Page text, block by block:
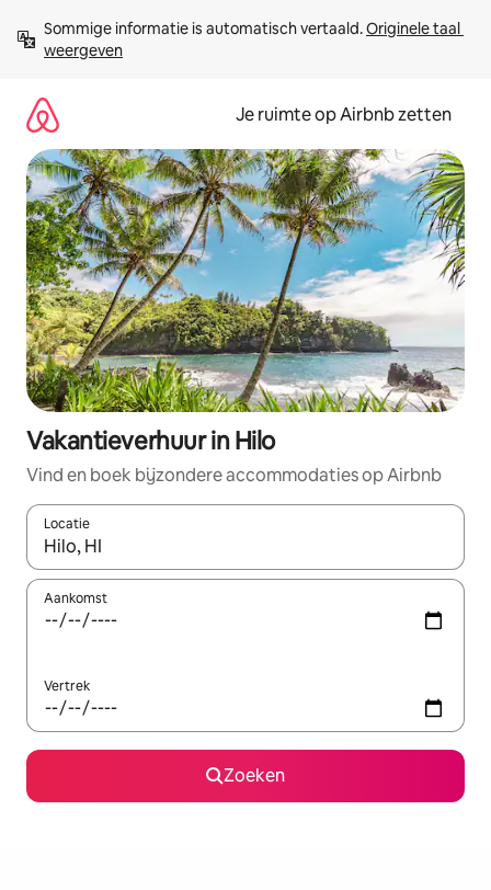
direct
naar
Sommige informatie is automatisch vertaald. Originele taal
weergeven
Je ruimte op Airbnb zetten
Vakantieverhuur in Hilo
Vind en boek bijzondere accommodaties op Airbnb
Locatie
Wanneer er suggesties beschikbaar zijn, maak je een keuze
Aankomst
Vertrek
Zoeken